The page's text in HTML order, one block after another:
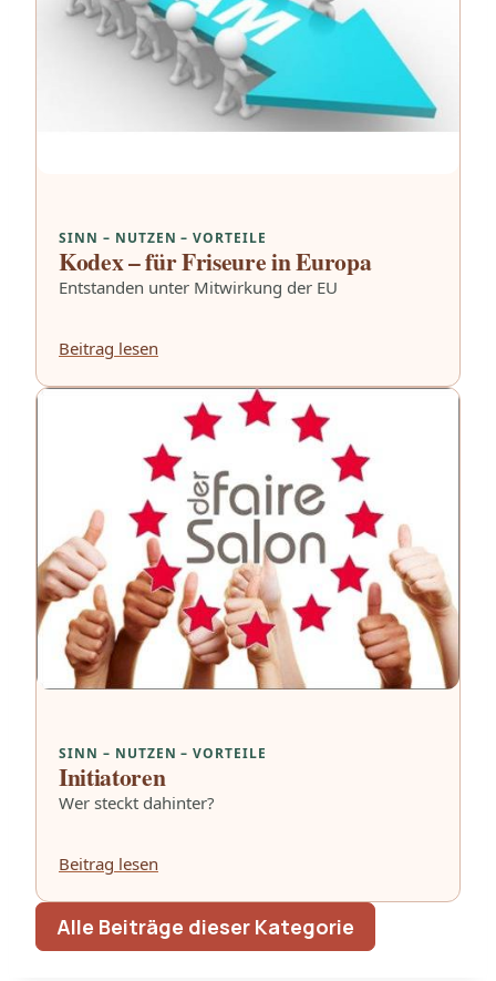
SINN – NUTZEN – VORTEILE
Kodex – für Friseure in Europa
Entstanden unter Mitwirkung der EU
Beitrag lesen
SINN – NUTZEN – VORTEILE
Initiatoren
Wer steckt dahinter?
Beitrag lesen
Alle Beiträge dieser Kategorie